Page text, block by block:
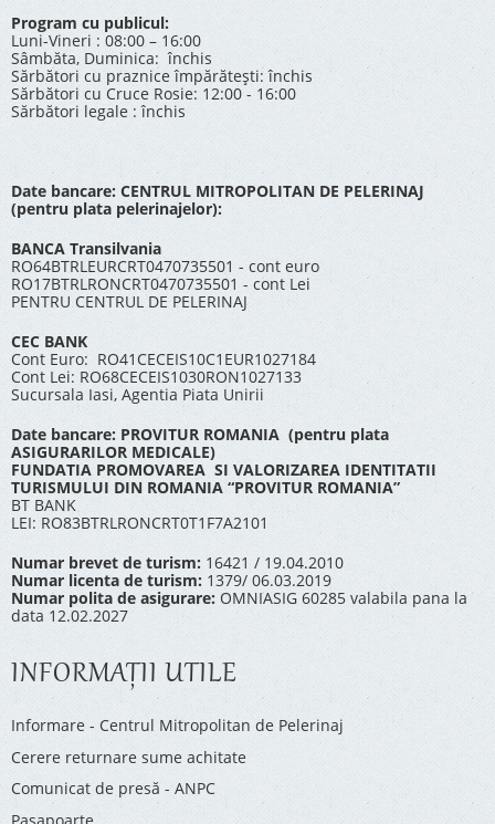
Program cu publicul:
Luni-Vineri : 08:00 – 16:00
Sâmbăta, Duminica: închis
Sărbători cu praznice împărătești: închis
Sărbători cu Cruce Rosie: 12:00 - 16:00
Sărbători legale : închis
Date bancare: CENTRUL MITROPOLITAN DE PELERINAJ
(pentru plata pelerinajelor):
BANCA Transilvania
RO64BTRLEURCRT0470735501 - cont euro
RO17BTRLRONCRT0470735501 - cont Lei
PENTRU CENTRUL DE PELERINAJ
CEC BANK
Cont Euro: RO41CECEIS10C1EUR1027184
Cont Lei: RO68CECEIS1030RON1027133
Sucursala Iasi, Agentia Piata Unirii
Date bancare: PROVITUR ROMANIA (pentru plata
ASIGURARILOR MEDICALE)
FUNDATIA PROMOVAREA SI VALORIZAREA IDENTITATII
TURISMULUI DIN ROMANIA “PROVITUR ROMANIA”
BT BANK
LEI: RO83BTRLRONCRT0T1F7A2101
Numar brevet de turism: 16421 / 19.04.2010
Numar licenta de turism: 1379/ 06.03.2019
Numar polita de asigurare: OMNIASIG 60285 valabila pana la
data 12.02.2027
INFORMAŢII UTILE
Informare - Centrul Mitropolitan de Pelerinaj
Cerere returnare sume achitate
Comunicat de presă - ANPC